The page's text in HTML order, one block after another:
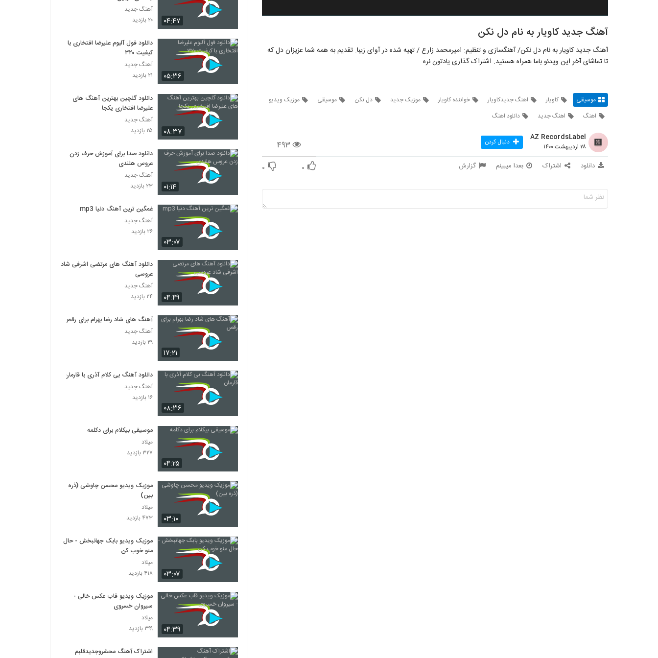
آهنگ جدید کاویار به نام دل نکن
آهنگ جدید کاویار به نام دل نکن/ آهنگسازی و تنظیم: امیرمحمد زارع / تهیه شده در آوای زیبا. تقدیم به همه شما عزیزان دل که
تا تماشای آخر این ویدئو باما همراه هستید. اشتراک گذاری یادتون نره
موسیقی کاویار اهنگ جدیدکاویار خواننده کاویار موزیک جدید دل نکن موسیقی
موزیک ویدیو
اهنگ
اهنگ جدید دانلود اهنگ
۴۹۳
AZ RecordsLabel
۲۸ اردیبهشت ۱۴۰۰ دنبال کردن
دانلود اشتراک بعدا میبینم گزارش ۰ ۰
۰۴:۴۷
آهنگ جدید
۲۰ بازدید
۰۵:۳۶
دانلود فول آلبوم علیرضا افتخاری با
کیفیت ۳۲۰
آهنگ جدید
۲۱ بازدید
۰۸:۳۷
دانلود گلچین بهترین آهنگ های
علیرضا افتخاری یکجا
آهنگ جدید
۲۵ بازدید
۰۱:۱۴
دانلود صدا برای آموزش حرف زدن
عروس هلندی
آهنگ جدید
۲۳ بازدید
۰۳:۰۷
غمگین ترین آهنگ دنیا mp3
آهنگ جدید
۲۶ بازدید
۰۴:۴۹
دانلود آهنگ های مرتضی اشرفی شاد
عروسی
آهنگ جدید
۲۴ بازدید
۱۷:۲۱
آهنگ های شاد رضا بهرام برای رقص
آهنگ جدید
۲۹ بازدید
۰۸:۳۶
دانلود آهنگ بی کلام آذری با قارمان
آهنگ جدید
۱۶ بازدید
۰۴:۲۵
موسیقی بیکلام برای دکلمه
میلاد
۳۲۷ بازدید
۰۳:۱۰
موزیک ویدیو محسن چاوشی (ذره
بین)
میلاد
۴۷۳ بازدید
۰۳:۰۷
موزیک ویدیو بابک جهانبخش - حال
منو خوب کن
میلاد
۴۱۸ بازدید
۰۴:۳۹
موزیک ویدیو قاب عکس خالی -
سیروان خسروی
میلاد
۳۹۹ بازدید
اشتراک آهنگ محشروجدیدقلبم